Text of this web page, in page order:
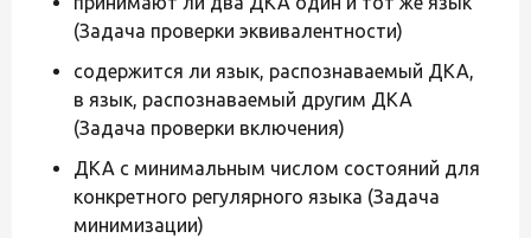
(Задача проверки эквивалентности)
содержится ли язык, распознаваемый ДКА,
в язык, распознаваемый другим ДКА
(Задача проверки включения)
ДКА с минимальным числом состояний для
конкретного регулярного языка (Задача
минимизации)